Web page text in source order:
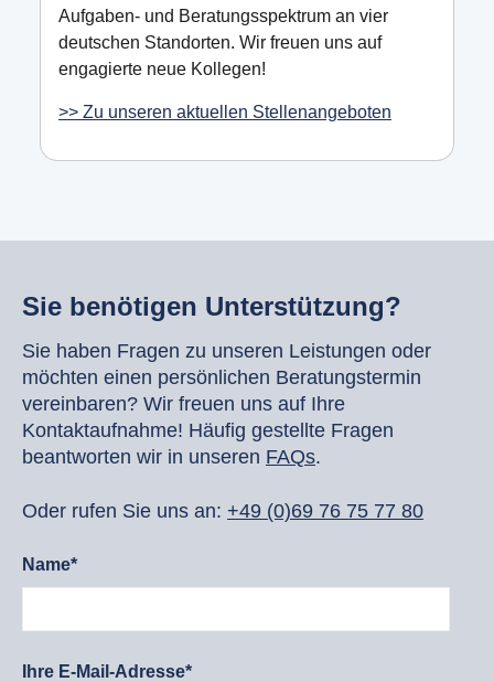
Aufgaben- und Beratungsspektrum an vier
deutschen Standorten. Wir freuen uns auf
engagierte neue Kollegen!
>> Zu unseren aktuellen Stellenangeboten
Sie benötigen Unterstützung?
Sie haben Fragen zu unseren Leistungen oder
möchten einen persönlichen Beratungstermin
vereinbaren? Wir freuen uns auf Ihre
Kontaktaufnahme! Häufig gestellte Fragen
beantworten wir in unseren FAQs.
Oder rufen Sie uns an: +49 (0)69 76 75 77 80
Name*
Ihre E-Mail-Adresse*